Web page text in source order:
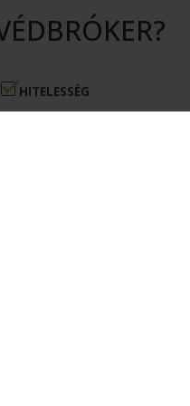
HITELESSÉG
Rendszerünkhöz csak érvényes